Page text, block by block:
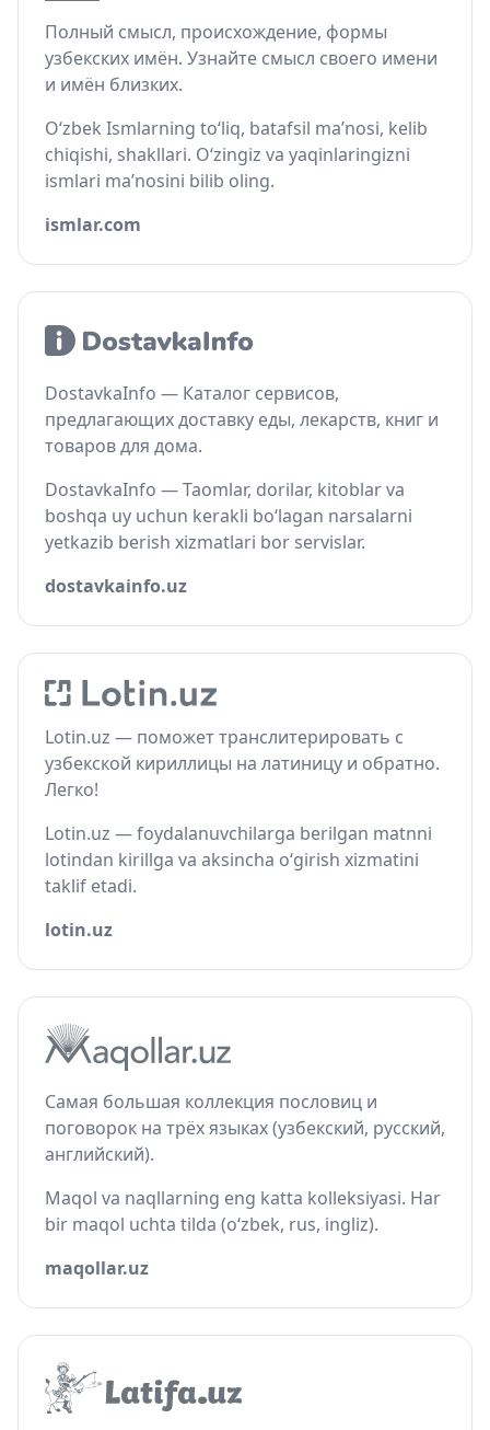
Полный смысл, происхождение, формы
узбекских имён. Узнайте смысл своего имени
и имён близких.
O‘zbek Ismlarning to‘liq, batafsil ma’nosi, kelib
chiqishi, shakllari. O‘zingiz va yaqinlaringizni
ismlari ma’nosini bilib oling.
ismlar.com
DostavkaInfo — Каталог сервисов,
предлагающих доставку еды, лекарств, книг и
товаров для дома.
DostavkaInfo — Taomlar, dorilar, kitoblar va
boshqa uy uchun kerakli bo‘lagan narsalarni
yetkazib berish xizmatlari bor servislar.
dostavkainfo.uz
Lotin.uz — поможет транслитерировать с
узбекской кириллицы на латиницу и обратно.
Легко!
Lotin.uz — foydalanuvchilarga berilgan matnni
lotindan kirillga va aksincha o‘girish xizmatini
taklif etadi.
lotin.uz
Самая большая коллекция пословиц и
поговорок на трёх языках (узбекский, русский,
английский).
Maqol va naqllarning eng katta kolleksiyasi. Har
bir maqol uchta tilda (o‘zbek, rus, ingliz).
maqollar.uz